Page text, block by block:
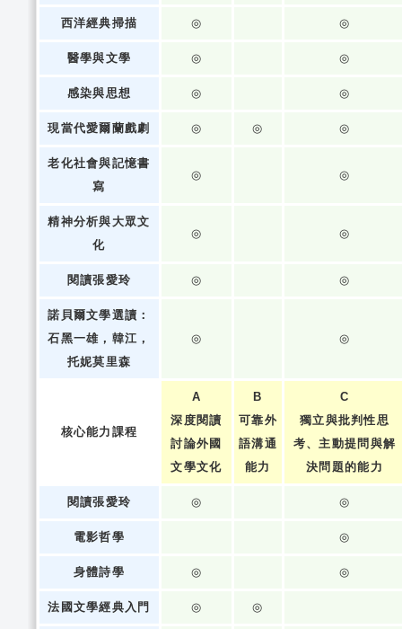
西洋經典掃描 ◎ ◎
醫學與文學 ◎ ◎
感染與思想 ◎ ◎
現當代愛爾蘭戲劇 ◎ ◎ ◎
老化社會與記憶書
寫
◎ ◎
精神分析與大眾文
化
◎ ◎
閱讀張愛玲 ◎ ◎
諾貝爾文學選讀：
石黑一雄，韓江，
托妮莫里森
◎ ◎
核心能力課程
A
深度閱讀
討論外國
文學文化
B
可靠外
語溝通
能力
C
獨立與批判性思
考、主動提問與解
決問題的能力
閱讀張愛玲 ◎ ◎
電影哲學 ◎
身體詩學 ◎ ◎
法國文學經典入門 ◎ ◎